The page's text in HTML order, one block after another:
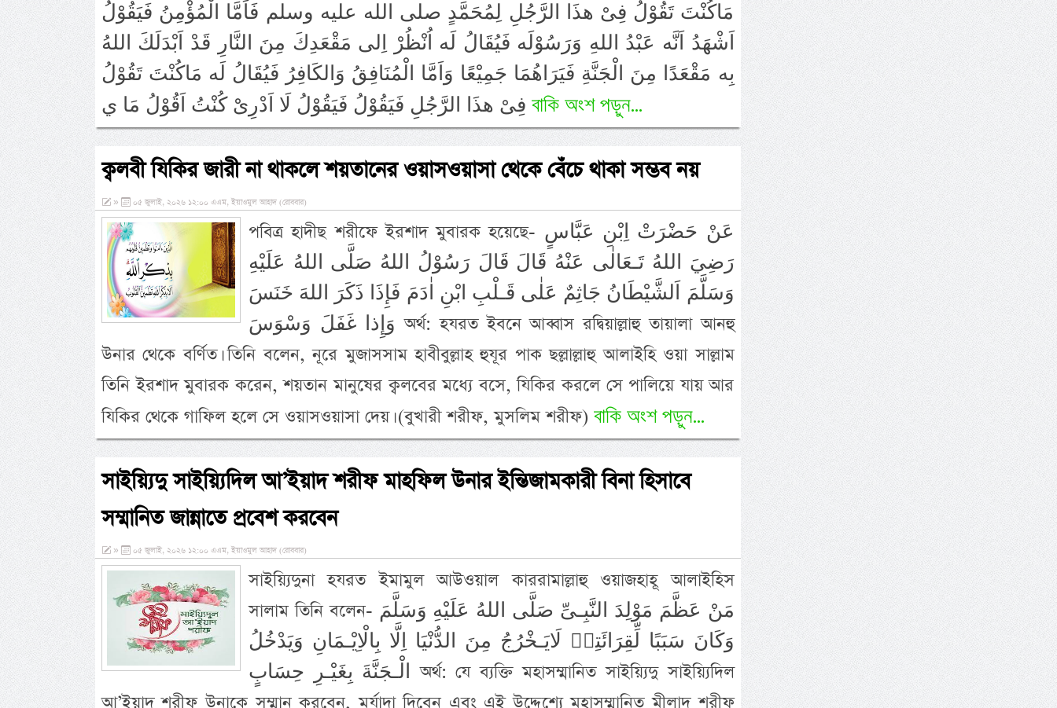
مَاكُنْتَ تَقُوْلُ فِىْ هذَا الرَّجُلِ لِمُحَمَّدٍ صلى الله عليه وسلم فَاَمَّا الْمُؤْمِنُ فَيَقُوْلُ
اَشْهَدُ اَنَّه عَبْدُ اللهِ وَرَسُوْلَه فَيُقَالُ لَه اُنْظُرْ اِلى مَقْعَدِكَ مِنَ النَّارِ قَدْ اَبْدَلَكَ اللهُ
بِه مَقْعَدًا مِنَ الْجَنَّةِ فَيَرَاهُمَا جَمِيْعًا وَاَمَّا الْمُنَافِقُ وَالكَافِرُ فَيُقَالُ لَه مَاكُنْتَ تَقُوْلُ
বাকি অংশ পড়ুন...
ক্বলবী যিকির জারী না থাকলে শয়তানের ওয়াসওয়াসা থেকে বেঁচে থাকা সম্ভব নয়
» ০৫ জুলাই, ২০২৬ ১২:০০ এএম, ইয়াওমুল আহাদ (রোববার)
পবিত্র হাদীছ শরীফে ইরশাদ মুবারক হয়েছে- عَنْ حَضْرَتْ اِبْنِ عَبَّاسٍ
رَضِيَ اللهُ تَـعَالٰى عَنْهُ قَالَ قَالَ رَسُوْلُ اللهُ صَلَّى اللهُ عَلَيْهِ
وَسَلَّمَ اَلشَّيْطَانُ جَاثِمٌ عَلٰى قَـلْبِ ابْنِ اٰدَمَ فَإِذَا ذَكَرَ اللهَ خَنَسَ
وَإِذا غَفَلَ وَسْوَسَ অর্থ: হযরত ইবনে আব্বাস রদ্বিয়াল্লাহু তায়ালা আনহু
উনার থেকে বর্ণিত। তিনি বলেন, নূরে মুজাসসাম হাবীবুল্লাহ হুযূর পাক ছল্লাল্লাহু আলাইহি ওয়া সাল্লাম
তিনি ইরশাদ মুবারক করেন, শয়তান মানুষের ক্বলবের মধ্যে বসে, যিকির করলে সে পালিয়ে যায় আর
যিকির থেকে গাফিল হলে সে ওয়াসওয়াসা দেয়। (বুখারী শরীফ, মুসলিম শরীফ) বাকি অংশ পড়ুন...
সাইয়্যিদু সাইয়্যিদিল আ’ইয়াদ শরীফ মাহফিল উনার ইন্তিজামকারী বিনা হিসাবে
সম্মানিত জান্নাতে প্রবেশ করবেন
» ০৫ জুলাই, ২০২৬ ১২:০০ এএম, ইয়াওমুল আহাদ (রোববার)
সাইয়্যিদুনা হযরত ইমামুল আউওয়াল কাররামাল্লাহু ওয়াজহাহূ আলাইহিস
সালাম তিনি বলেন- مَنْ عَظَّمَ مَوْلِدَ النَّبِـىِّ صَلَّى اللهُ عَلَيْهِ وَسَلَّمَ
وَكَانَ سَبَبًا لِّقِرَائَتِهٖ لَايَـخْرُجُ مِنَ الدُّنْيَا اِلَّا بِالْاِيْـمَانِ وَيَدْخُلُ
الْـجَنَّةَ بِغَيْـرِ حِسَابٍ অর্থ: যে ব্যক্তি মহাসম্মানিত সাইয়্যিদু সাইয়্যিদিল
আ’ইয়াদ শরীফ উনাকে সম্মান করবেন, মর্যাদা দিবেন এবং এই উদ্দেশ্যে মহাসম্মানিত মীলাদ শরীফ